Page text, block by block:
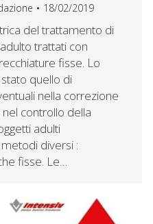
18/02/2019
del trattamento di
trattati con
fisse. Lo
quello di
nella correzione
controllo della
adulti
diversi :
fisse. Le…